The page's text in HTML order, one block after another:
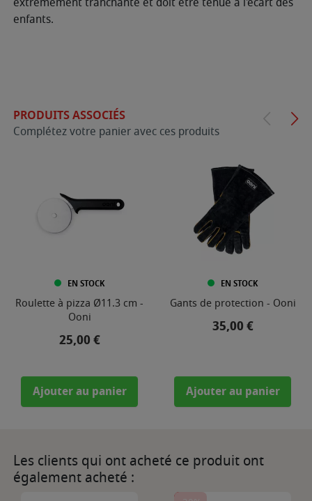
enfants.
PRODUITS ASSOCIÉS
Complétez votre panier avec ces produits
EN STOCK
Roulette à pizza Ø11.3 cm -
Ooni
Prix
25,00 €
Ajouter au panier
EN STOCK
Gants de protection - Ooni
Prix
35,00 €
Ajouter au panier
Les clients qui ont acheté ce produit ont
également acheté :